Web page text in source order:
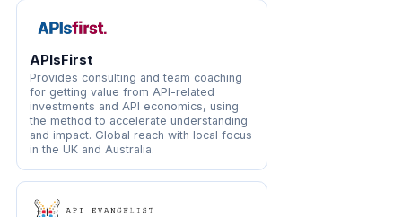
APIsFirst
Provides consulting and team coaching
for getting value from API-related
investments and API economics, using
the method to accelerate understanding
and impact. Global reach with local focus
in the UK and Australia.